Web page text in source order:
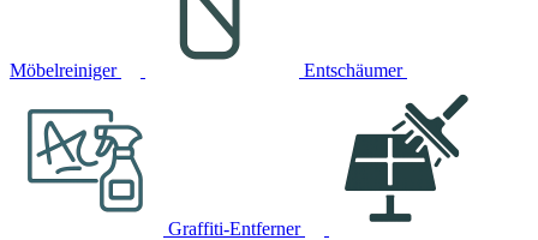
Möbelreiniger Entschäumer
Graffiti-Entferner